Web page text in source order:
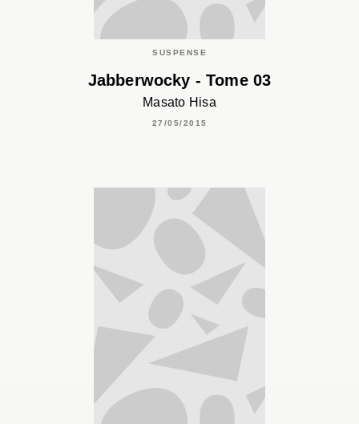
SUSPENSE
Jabberwocky - Tome 03
Masato Hisa
27/05/2015